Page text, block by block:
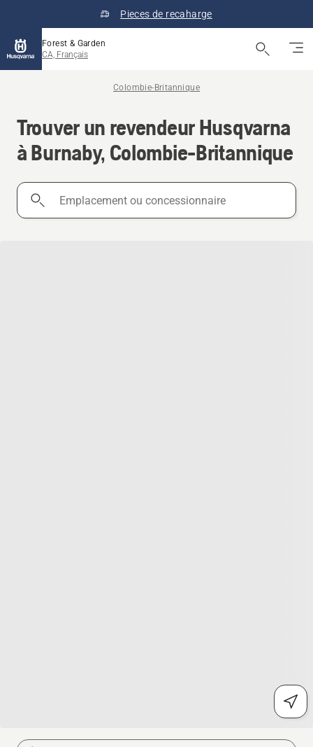
Pieces de recaharge
Forest & Garden
CA, Français
Colombie-Britannique
Trouver un revendeur Husqvarna
à Burnaby, Colombie-Britannique
Emplacement